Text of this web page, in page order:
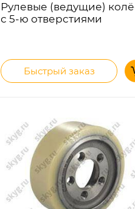
Рулевые (ведущие)
с 5-ю отверстиями
Быстрый заказ